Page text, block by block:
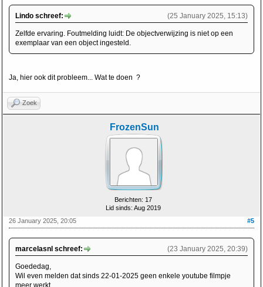
(25 January 2025, 15:13)
Lindo schreef:
Zelfde ervaring. Foutmelding luidt: De objectverwijzing is niet op een
exemplaar van een object ingesteld.
Ja, hier ook dit probleem... Wat te doen ?
Zoek
FrozenSun
Berichten: 17
Lid sinds: Aug 2019
#5
26 January 2025, 20:05
(23 January 2025, 20:39)
marcelasnl schreef:
Goededag,
Wil even melden dat sinds 22-01-2025 geen enkele youtube filmpje